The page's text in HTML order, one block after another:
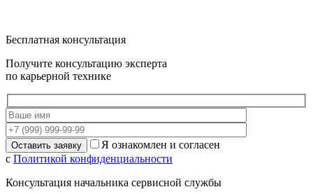
Бесплатная консультация
Получите консультацию эксперта
по карьерной технике
Я ознакомлен и согласен
с Политикой конфиденциальности
Консультация начальника сервисной службы